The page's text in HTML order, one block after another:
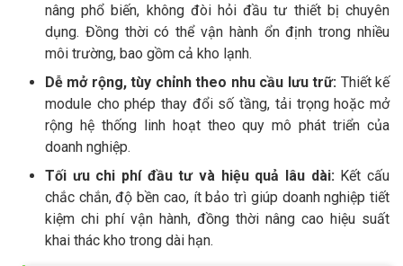
nâng phổ biến, không đòi hỏi đầu tư thiết bị chuyên
dụng. Đồng thời có thể vận hành ổn định trong nhiều
môi trường, bao gồm cả kho lạnh.
Dễ mở rộng, tùy chỉnh theo nhu cầu lưu trữ: Thiết kế
module cho phép thay đổi số tầng, tải trọng hoặc mở
rộng hệ thống linh hoạt theo quy mô phát triển của
doanh nghiệp.
Tối ưu chi phí đầu tư và hiệu quả lâu dài: Kết cấu
chắc chắn, độ bền cao, ít bảo trì giúp doanh nghiệp tiết
kiệm chi phí vận hành, đồng thời nâng cao hiệu suất
khai thác kho trong dài hạn.